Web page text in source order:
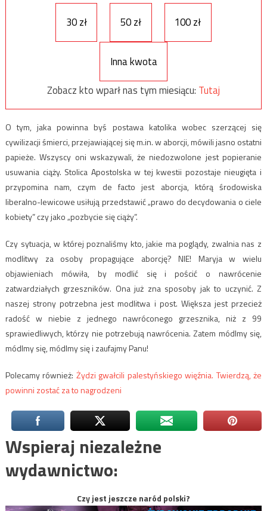
30 zł 50 zł 100 zł
Inna kwota
Zobacz kto wparł nas tym miesiącu: Tutaj
O tym, jaka powinna byś postawa katolika wobec szerzącej się
cywilizacji śmierci, przejawiającej się m.in. w aborcji, mówili jasno ostatni
papieże. Wszyscy oni wskazywali, że niedozwolone jest popieranie
usuwania ciąży. Stolica Apostolska w tej kwestii pozostaje nieugięta i
przypomina nam, czym de facto jest aborcja, którą środowiska
liberalno-lewicowe usiłują przedstawić „prawo do decydowania o ciele
kobiety” czy jako „pozbycie się ciąży”.
Czy sytuacja, w której poznaliśmy kto, jakie ma poglądy, zwalnia nas z
modlitwy za osoby propagujące aborcję? NIE! Maryja w wielu
objawieniach mówiła, by modlić się i pościć o nawrócenie
zatwardziałych grzeszników. Ona już zna sposoby jak to uczynić. Z
naszej strony potrzebna jest modlitwa i post. Większa jest przecież
radość w niebie z jednego nawróconego grzesznika, niż z 99
sprawiedliwych, którzy nie potrzebują nawrócenia. Zatem módlmy się,
módlmy się, módlmy się i zaufajmy Panu!
Polecamy również: Żydzi gwałcili palestyńskiego więźnia. Twierdzą, że
powinni zostać za to nagrodzeni
Wspieraj niezależne
wydawnictwo:
Czy jest jeszcze naród polski?